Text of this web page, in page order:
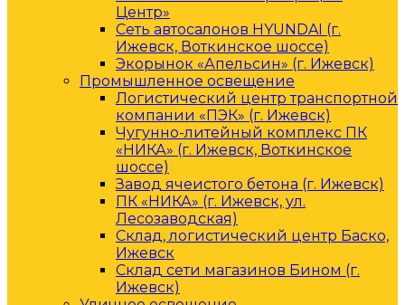
Центр»
Сеть автосалонов HYUNDAI (г.
Ижевск, Воткинское шоссе)
Экорынок «Апельсин» (г. Ижевск)
Промышленное освещение
Логистический центр транспортной
компании «ПЭК» (г. Ижевск)
Чугунно-литейный комплекс ПК
«НИКА» (г. Ижевск, Воткинское
шоссе)
Завод ячеистого бетона (г. Ижевск)
ПК «НИКА» (г. Ижевск, ул.
Лесозаводская)
Склад, логистический центр Баско,
Ижевск
Склад сети магазинов Бином (г.
Ижевск)